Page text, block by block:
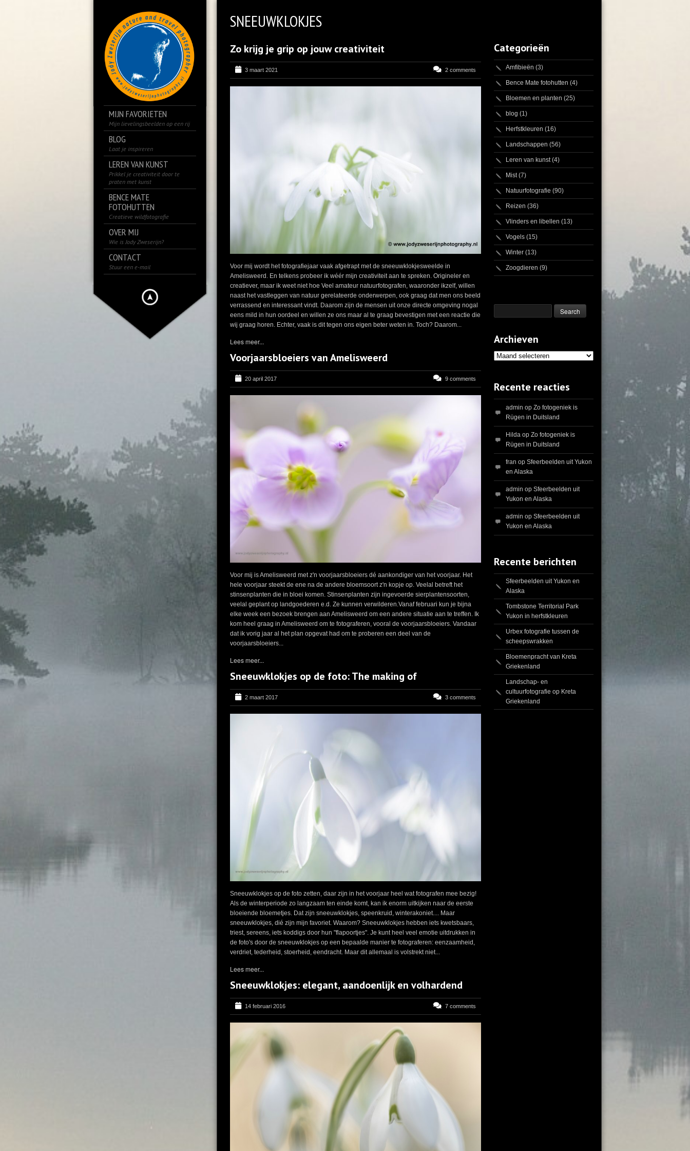
MIJN FAVORIETEN
Mijn lievelingsbeelden op een rij
BLOG
Laat je inspireren
LEREN VAN KUNST
Prikkel je creativiteit door te
praten met kunst
BENCE MATE
FOTOHUTTEN
Creatieve wildfotografie
OVER MIJ
Wie is Jody Zweserijn?
CONTACT
Stuur een e-mail
SNEEUWKLOKJES
Zo krijg je grip op jouw creativiteit
3 maart 2021 2 comments
Voor mij wordt het fotografiejaar vaak afgetrapt met de sneeuwklokjesweelde in
Amelisweerd. En telkens probeer ik wéér mijn creativiteit aan te spreken. Origineler en
creatiever, maar ik weet niet hoe Veel amateur natuurfotografen, waaronder ikzelf, willen
naast het vastleggen van natuur gerelateerde onderwerpen, ook graag dat men ons beeld
verrassend en interessant vindt. Daarom zijn de mensen uit onze directe omgeving nogal
eens mild in hun oordeel en willen ze ons maar al te graag bevestigen met een reactie die
wij graag horen. Echter, vaak is dit tegen ons eigen beter weten in. Toch? Daarom...
Lees meer...
Voorjaarsbloeiers van Amelisweerd
20 april 2017 9 comments
Voor mij is Amelisweerd met z'n voorjaarsbloeiers dé aankondiger van het voorjaar. Het
hele voorjaar steekt de ene na de andere bloemsoort z'n kopje op. Veelal betreft het
stinsenplanten die in bloei komen. Stinsenplanten zijn ingevoerde sierplantensoorten,
veelal geplant op landgoederen e.d. Ze kunnen verwilderen.Vanaf februari kun je bijna
elke week een bezoek brengen aan Amelisweerd om een andere situatie aan te treffen. Ik
kom heel graag in Amelisweerd om te fotograferen, vooral de voorjaarsbloeiers. Vandaar
dat ik vorig jaar al het plan opgevat had om te proberen een deel van de
voorjaarsbloeiers...
Lees meer...
Sneeuwklokjes op de foto: The making of
2 maart 2017 3 comments
Sneeuwklokjes op de foto zetten, daar zijn in het voorjaar heel wat fotografen mee bezig!
Als de winterperiode zo langzaam ten einde komt, kan ik enorm uitkijken naar de eerste
bloeiende bloemetjes. Dat zijn sneeuwklokjes, speenkruid, winterakoniet.... Maar
sneeuwklokjes, dié zijn mijn favoriet. Waarom? Sneeuwklokjes hebben iets kwetsbaars,
triest, sereens, iets koddigs door hun "flapoortjes". Je kunt heel veel emotie uitdrukken in
de foto's door de sneeuwklokjes op een bepaalde manier te fotograferen: eenzaamheid,
verdriet, tederheid, stoerheid, eendracht. Maar dit allemaal is volstrekt niet...
Lees meer...
Sneeuwklokjes: elegant, aandoenlijk en volhardend
14 februari 2016 7 comments
Categorieën
Amfibieën (3)
Bence Mate fotohutten (4)
Bloemen en planten (25)
blog (1)
Herfstkleuren (16)
Landschappen (56)
Leren van kunst(4)
Mist(7)
Natuurfotografie (90)
Reizen (36)
Vlinders en libellen (13)
Vogels (15)
Winter (13)
Zoogdieren (9)
Archieven
Archieven
Recente reacties
admin opZo fotogeniek is
Rügen in Duitsland
Hilda opZo fotogeniek is
Rügen in Duitsland
fran opSfeerbeelden uit Yukon
en Alaska
admin opSfeerbeelden uit
Yukon en Alaska
admin opSfeerbeelden uit
Yukon en Alaska
Recente berichten
Sfeerbeelden uit Yukon en
Alaska
Tombstone Territorial Park
Yukon in herfstkleuren
Urbex fotografie tussen de
scheepswrakken
Bloemenpracht van Kreta
Griekenland
Landschap- en
cultuurfotografie op Kreta
Griekenland